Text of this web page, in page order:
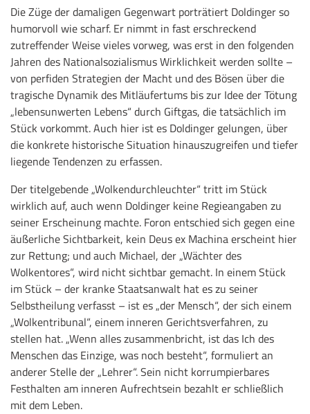
Die Züge der damaligen Gegenwart porträtiert Doldinger so
humorvoll wie scharf. Er nimmt in fast erschreckend
zutreffender Weise vieles vorweg, was erst in den folgenden
Jahren des Nationalsozialismus Wirklichkeit werden sollte –
von perfiden Strategien der Macht und des Bösen über die
tragische Dynamik des Mitläufertums bis zur Idee der Tötung
„lebensunwerten Lebens“ durch Giftgas, die tatsächlich im
Stück vorkommt. Auch hier ist es Doldinger gelungen, über
die konkrete historische Situation hinauszugreifen und tiefer
liegende Tendenzen zu erfassen.
Der titelgebende „Wolkendurchleuchter“ tritt im Stück
wirklich auf, auch wenn Doldinger keine Regieangaben zu
seiner Erscheinung machte. Foron entschied sich gegen eine
äußerliche Sichtbarkeit, kein Deus ex Machina erscheint hier
zur Rettung; und auch Michael, der „Wächter des
Wolkentores“, wird nicht sichtbar gemacht. In einem Stück
im Stück – der kranke Staatsanwalt hat es zu seiner
Selbstheilung verfasst – ist es „der Mensch“, der sich einem
„Wolkentribunal“, einem inneren Gerichtsverfahren, zu
stellen hat. „Wenn alles zusammenbricht, ist das Ich des
Menschen das Einzige, was noch besteht“, formuliert an
anderer Stelle der „Lehrer“. Sein nicht korrumpierbares
Festhalten am inneren Aufrechtsein bezahlt er schließlich
mit dem Leben.